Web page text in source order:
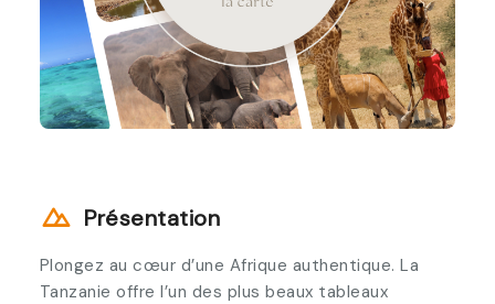
Présentation
Plongez au cœur d’une Afrique authentique. La
Tanzanie offre l’un des plus beaux tableaux